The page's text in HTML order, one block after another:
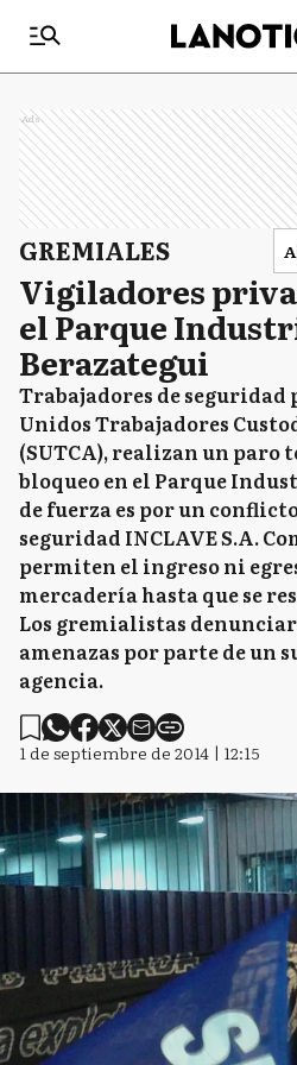
Ads
GREMIALES
Vigiladores
el Parque
Berazategui
Trabajadores de
Unidos Trabajadores
(SUTCA), realizan un paro
bloqueo en el Parque
de fuerza es por un
seguridad INCLAVE S.A.
permiten el ingreso ni
mercadería hasta que se
Los gremialistas
amenazas por parte de un
agencia.
1 de septiembre de 2014 | 12:15